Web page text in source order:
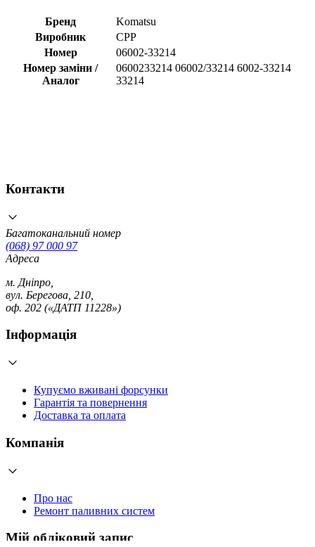
Бренд
Komatsu
Виробник
CPP
Номер
06002-33214
Номер заміни /
Аналог
0600233214 06002/33214 6002-33214
33214
Контакти
Багатоканальний номер
(068) 97 000 97
Адреса
м. Дніпро,
вул. Берегова, 210,
оф. 202 («ДАТП 11228»)
Інформація
Купуємо вживані форсунки
Гарантія та повернення
Доставка та оплата
Компанія
Про нас
Ремонт паливних систем
Мій обліковий запис